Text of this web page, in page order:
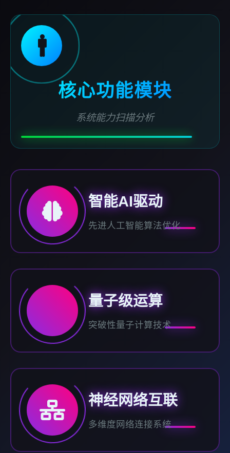
🚹
核心功能模块
系统能力扫描分析
智能AI驱动
先进人工智能算法优化
量子级运算
突破性量子计算技术
神经网络互联
多维度网络连接系统